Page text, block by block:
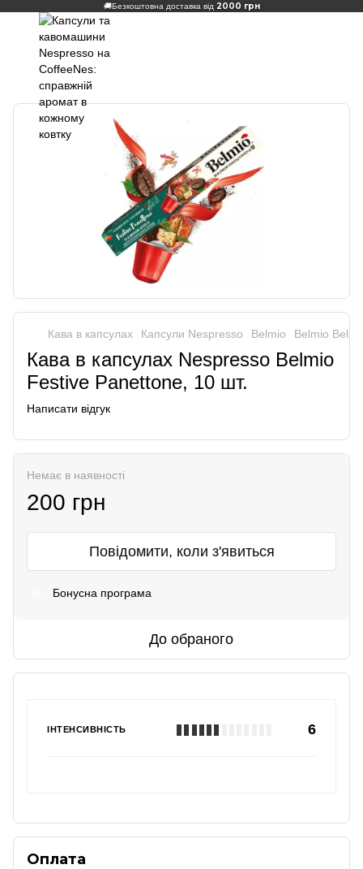
🚚Безкоштовна доставка від 2000 грн
Кава в капсулах Капсули Nespresso Belmio Belmio
Кава в капсулах Nespresso Belmio
Festive Panettone, 10 шт.
Написати відгук
Немає в наявності
200 грн
Повідомити, коли з'явиться
Бонусна програма
До обраного
ІНТЕНСИВНІСТЬ 6
Оплата